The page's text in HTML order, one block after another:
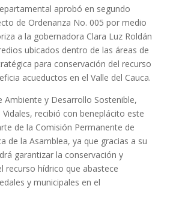
aprobó en segundo
de Ordenanza No. 005 por medio
a la gobernadora Clara Luz Roldán
ubicados dentro de las áreas de
para conservación del recurso
acueductos en el Valle del Cauca.
Ambiente y Desarrollo Sostenible,
Vidales, recibió con beneplácito este
de la Comisión Permanente de
de la Asamblea, ya que gracias a su
garantizar la conservación y
recurso hídrico que abastece
y municipales en el